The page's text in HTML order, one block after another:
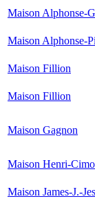
Maison Alphonse-
Maison Alphonse-
Maison Fillion
Maison Fillion
Maison Gagnon
Maison Henri-
Maison James-J.-